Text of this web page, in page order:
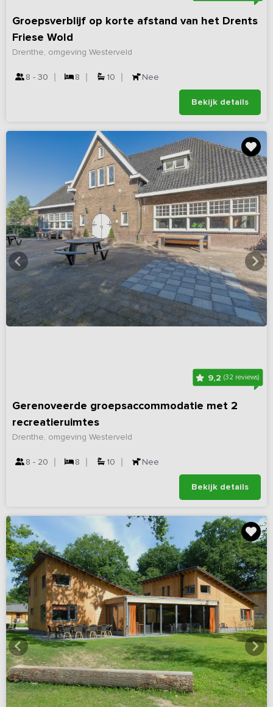
Groepsverblijf op korte afstand van het Drents
Friese Wold
Drenthe, omgeving Westerveld
8 - 30 8 10 Nee
Bekijk details
9,2 (32 reviews)
Gerenoveerde groepsaccommodatie met 2
recreatieruimtes
Drenthe, omgeving Westerveld
8 - 20 8 10 Nee
Bekijk details